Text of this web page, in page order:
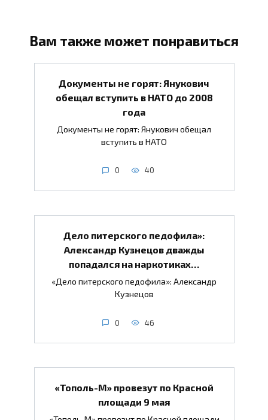
Вам также может понравиться
Документы не горят: Янукович
обещал вступить в НАТО до 2008
года
Документы не горят: Янукович обещал
вступить в НАТО
0 40
Дело питерского педофила»:
Александр Кузнецов дважды
попадался на наркотиках…
«Дело питерского педофила»: Александр
Кузнецов
0 46
«Тополь-М» провезут по Красной
площади 9 мая